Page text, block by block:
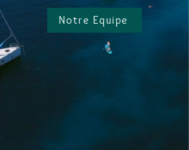
Notre Equipe